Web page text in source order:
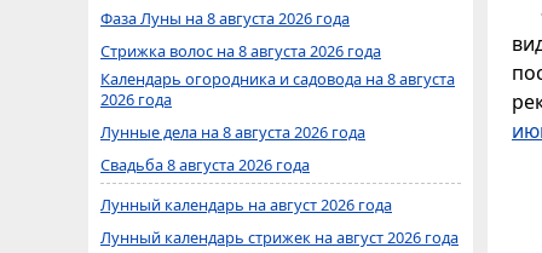
Фаза Луны на 8 августа 2026 года
Стрижка волос на 8 августа 2026 года
Календарь огородника и садовода на 8 августа
2026 года
Лунные дела на 8 августа 2026 года
Свадьба 8 августа 2026 года
Лунный календарь на август 2026 года
Лунный календарь стрижек на август 2026 года